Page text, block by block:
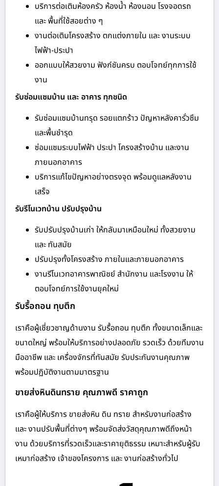
บริการต่อเติมห้องครัว ห้องน้ำ ห้องนอน โรงจอดรถ
และ พื้นที่ใช้สอยต่าง ๆ
งานต่อเติมโครงสร้าง ตกแต่งภายใน และ งานระบบ
ไฟฟ้า-ประปา
ออกแบบให้สวยงาม ฟังก์ชันครบ ตอบโจทย์ทุกการใช้
งาน
รับซ่อมแซมบ้าน และ อาคาร ทุกชนิด
รับซ่อมแซมบ้านทรุด รอยแตกร้าว ปัญหาหลังคารั่วซึม
และพื้นชำรุด
ซ่อมแซมระบบไฟฟ้า ประปา โครงสร้างบ้าน และงาน
ภายนอกอาคาร
บริการแก้ไขปัญหาอย่างตรงจุด พร้อมดูแลหลังงาน
เสร็จ
รับรีโนเวทบ้าน ปรับปรุงบ้าน
รับปรับปรุงบ้านเก่า ให้กลับมาเหมือนใหม่ ทั้งสวยงาม
และ ทันสมัย
ปรับปรุงทั้งโครงสร้าง ภายในและภายนอกอาคาร
งานรีโนเวทอาคารพาณิชย์ สำนักงาน และโรงงาน ให้
ตอบโจทย์การใช้งานยุคใหม่
รับรื้อถอน ทุบตึก
เราคือผู้เชี่ยวชาญด้านงาน รับรื้อถอน ทุบตึก ทั้งขนาดเล็กและ
ขนาดใหญ่ พร้อมให้บริการอย่างปลอดภัย รวดเร็ว ด้วยทีมงาน
มืออาชีพ และ เครื่องจักรที่ทันสมัย รับประกันงานคุณภาพ
พร้อมปฏิบัติงานตามมาตรฐาน
ขายส่งหินดินทราย คุณภาพดี ราคาถูก
เราคือผู้ให้บริการ ขายส่งหิน ดิน ทราย สำหรับงานก่อสร้าง
และ งานปรับพื้นที่ต่างๆ พร้อมจัดส่งวัสดุคุณภาพดีถึงหน้า
งาน ด้วยบริการที่รวดเร็วและราคายุติธรรม เหมาะสำหรับผู้รับ
เหมาก่อสร้าง เจ้าของโครงการ และ งานก่อสร้างทั่วไป